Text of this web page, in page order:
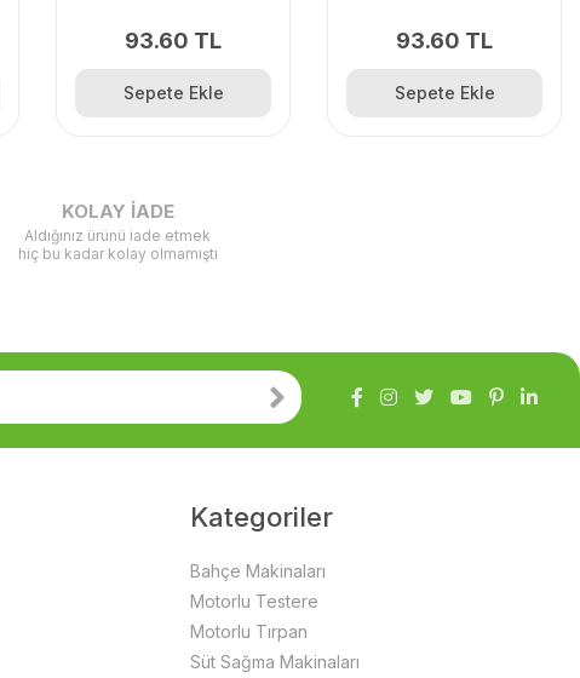
93.60 TL
Sepete Ekle
93.60 TL
Sepete Ekle
KOLAY İADE
Aldığınız ürünü iade etmek
hiç bu kadar kolay olmamıştı
Kategoriler
Bahçe Makinaları
Motorlu Testere
Motorlu Tırpan
Süt Sağma Makinaları